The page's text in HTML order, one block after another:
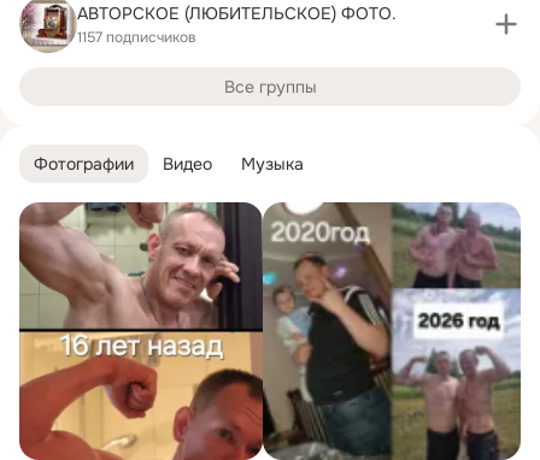
Фотографии Видео Музыка
АВТОРСКОЕ (ЛЮБИТЕЛЬСКОЕ) ФОТО.
1157 подписчиков
Все группы